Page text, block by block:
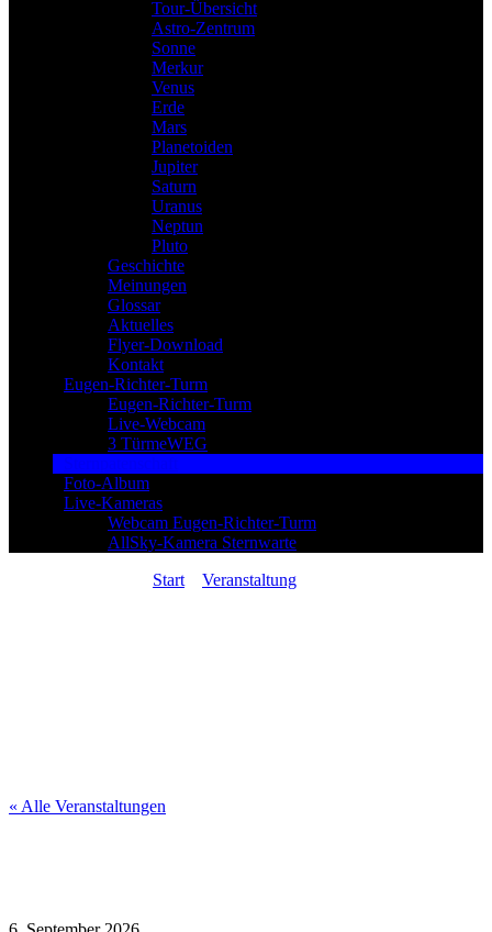
Tour-Übersicht
Astro-Zentrum
Sonne
Merkur
Venus
Erde
Mars
Planetoiden
Jupiter
Saturn
Uranus
Neptun
Pluto
Geschichte
Meinungen
Glossar
Aktuelles
Flyer-Download
Kontakt
Eugen-Richter-Turm
Eugen-Richter-Turm
Live-Webcam
3 TürmeWEG
Foto-Album
Live-Kameras
Webcam Eugen-Richter-Turm
AllSky-Kamera Sternwarte
Start Veranstaltung
« Alle Veranstaltungen